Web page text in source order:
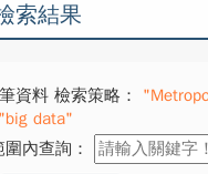
索結果
資料 檢索策略：
data"
內查詢：